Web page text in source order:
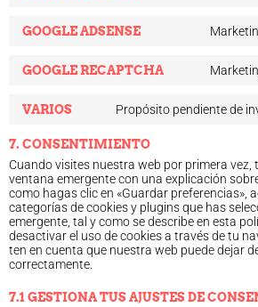
GOOGLE ADSENSE
GOOGLE RECAPTCHA
VARIOS Propósito pendiente de
7. CONSENTIMIENTO
Cuando visites nuestra web por primera vez,
ventana emergente con una explicación
como hagas clic en «Guardar preferencias»,
categorías de cookies y plugins que has
emergente, tal y como se describe en esta
desactivar el uso de cookies a través de tu
ten en cuenta que nuestra web puede dejar
correctamente.
7.1 GESTIONA TUS AJUSTES DE